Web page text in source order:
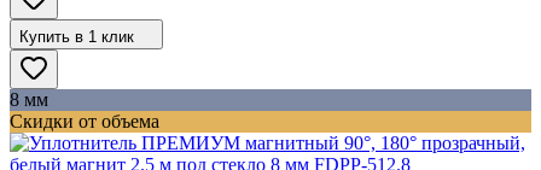
Купить в 1 клик
8 мм
Скидки от объема